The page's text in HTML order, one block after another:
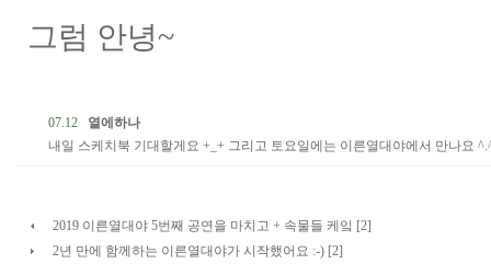
그럼 안녕~
07.12
열에하나
내일 스케치북 기대할게요 +_+ 그리고 토요일에는 이른열대야에서 만나요
2019 이른열대야 5번째 공연을 마치고 + 속물들 케잌 [2]
2년 만에 함께하는 이른열대야가 시작했어요 :-) [2]